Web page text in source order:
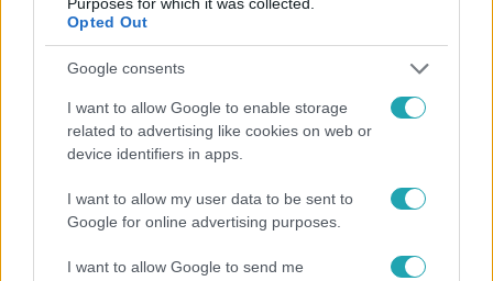
Opted Out
Google consents
I want to allow Google to enable storage
related to advertising like cookies on web or
device identifiers in apps.
I want to allow my user data to be sent to
Google for online advertising purposes.
I want to allow Google to send me
Népszerű